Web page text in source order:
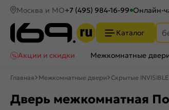
Москва и МО+7 (495) 984-16-99 Онлайн-
Каталог
Акции и скидки
Межкомнатные
Главная Межкомнатные двери Скрытые INVISIBLE
Дверь межкомнатная